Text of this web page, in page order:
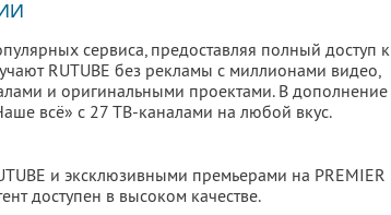
сервиса, предоставляя полный доступ к
RUTUBE без рекламы с миллионами видео,
и оригинальными проектами. В дополнение
всё» с 27 ТВ-каналами на любой вкус.
и эксклюзивными премьерами на PREMIER
доступен в высоком качестве.